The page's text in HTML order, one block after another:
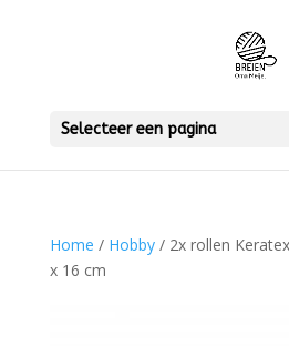
Selecteer een pagina
Home / Hobby/ 2x rollen
x 16 cm